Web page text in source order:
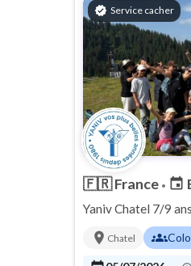
verified Service cacher
🇫🇷France • event
Yaniv Chatel 7/9
location_on Chatel groups